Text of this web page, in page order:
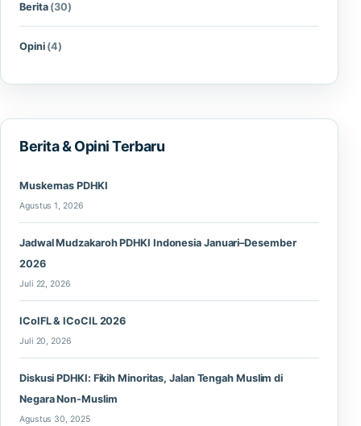
Berita (30)
Opini (4)
Berita & Opini Terbaru
Muskernas PDHKI
Agustus 1, 2026
Jadwal Mudzakaroh PDHKI Indonesia Januari–Desember
2026
Juli 22, 2026
ICoIFL & ICoCIL 2026
Juli 20, 2026
Diskusi PDHKI: Fikih Minoritas, Jalan Tengah Muslim di
Negara Non-Muslim
Agustus 30, 2025